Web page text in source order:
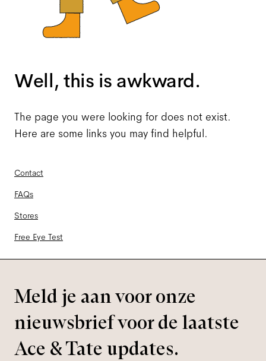
Well, this is awkward.
The page you were looking for does not exist.
Here are some links you may find helpful.
Contact
FAQs
Stores
Free Eye Test
Meld je aan voor onze
nieuwsbrief voor de laatste
Ace & Tate updates.